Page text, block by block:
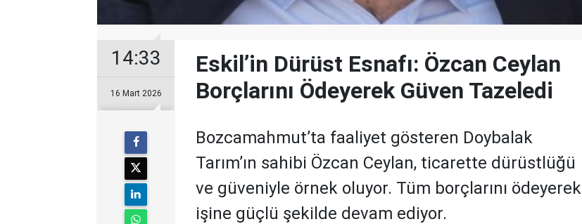
14:33
16 Mart 2026
Eskil’in Dürüst Esnafı: Özcan Ceylan
Borçlarını Ödeyerek Güven Tazeledi
Bozcamahmut’ta faaliyet gösteren Doybalak
Tarım’ın sahibi Özcan Ceylan, ticarette dürüstlüğü
ve güveniyle örnek oluyor. Tüm borçlarını ödeyerek
işine güçlü şekilde devam ediyor.